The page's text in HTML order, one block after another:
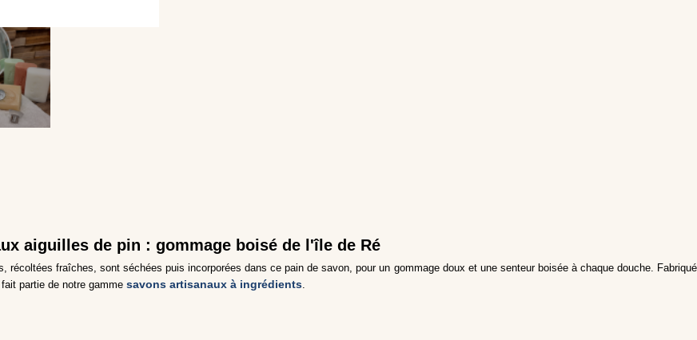
aiguilles de pin : gommage boisé de l'île de Ré
fraîches, sont séchées puis incorporées dans ce pain de savon, pour un gommage doux et une senteur boisée à chaque douche. Fabriqué
partie de notre gamme savons artisanaux à ingrédients.